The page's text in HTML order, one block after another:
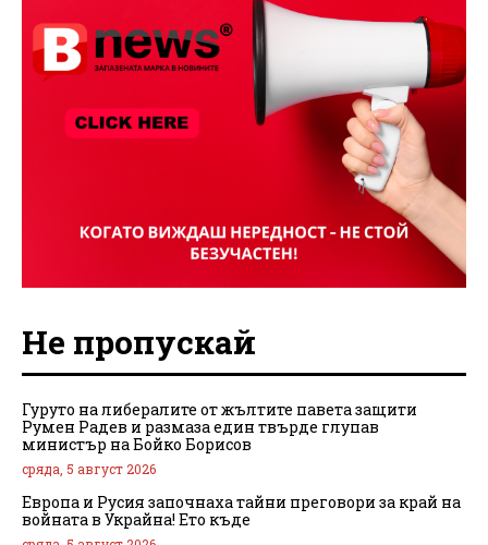
Не пропускай
Гуруто на либералите от жълтите павета защити
Румен Радев и размаза един твърде глупав
министър на Бойко Борисов
сряда, 5 август 2026
Европа и Русия започнаха тайни преговори за край на
войната в Украйна! Ето къде